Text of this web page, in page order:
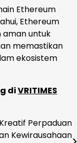
Ethereum
Ethereum
untuk
memastikan
ekosistem
diVRITIMES
Perpaduan
Kewirausahaan